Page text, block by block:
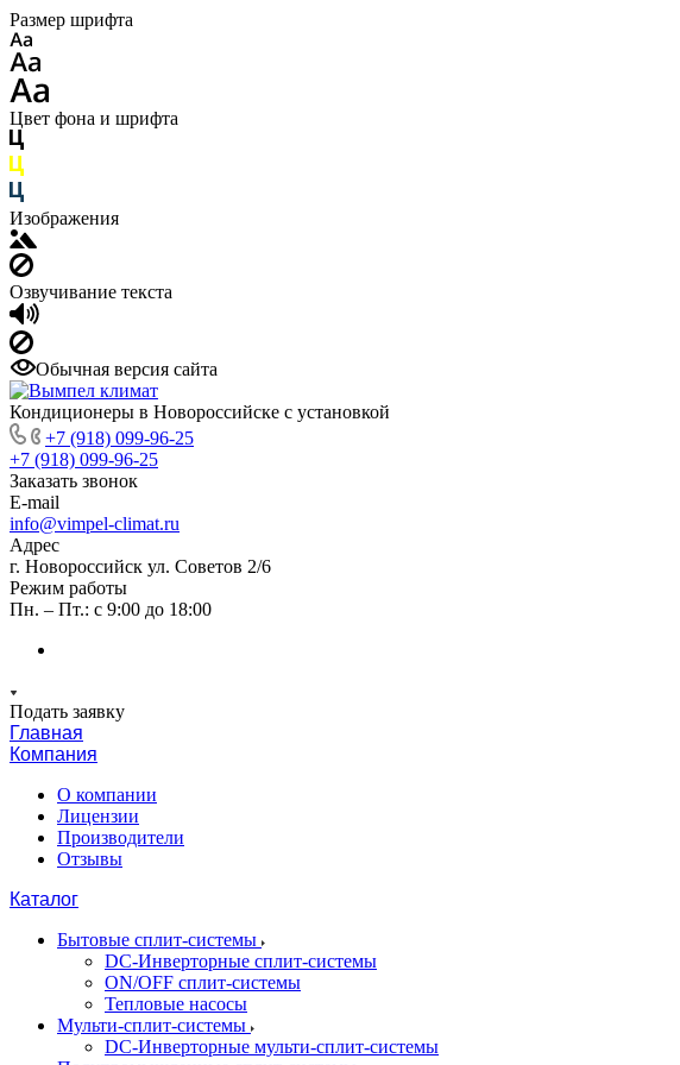
Размер шрифта
Цвет фона и шрифта
Изображения
Озвучивание текста
Обычная версия сайта
Кондиционеры в Новороссийске с установкой
+7 (918) 099-96-25
+7 (918) 099-96-25
Заказать звонок
E-mail
info@vimpel-climat.ru
Адрес
г. Новороссийск ул. Советов 2/6
Режим работы
Пн. – Пт.: с 9:00 до 18:00
Подать заявку
Главная
Компания
О компании
Лицензии
Производители
Отзывы
Каталог
Бытовые сплит-системы
DC-Инверторные сплит-системы
ON/OFF сплит-системы
Тепловые насосы
Мульти-сплит-системы
DC-Инверторные мульти-сплит-системы